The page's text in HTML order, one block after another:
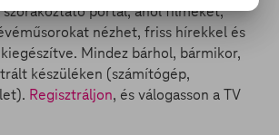
szórakoztató portál, ahol filmeket,
nézhet, friss hírekkel és
Mindez bárhol, bármikor,
készüléken (számítógép,
Regisztráljon, és válogasson a TV